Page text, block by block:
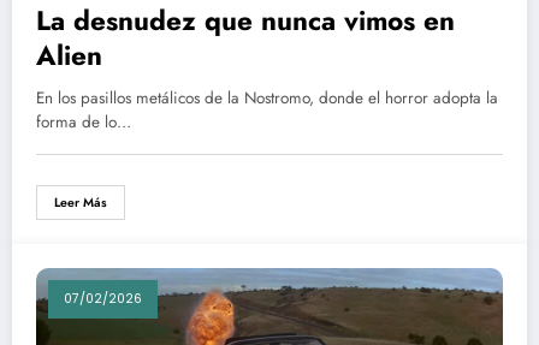
La desnudez que nunca vimos en
Alien
En los pasillos metálicos de la Nostromo, donde el horror adopta la
forma de lo…
Leer Más
07/02/2026